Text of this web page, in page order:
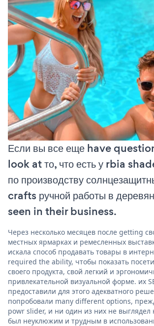
Если вы все еще have
look at то, что есть у rbia
по производству
crafts ручной работы в
seen in their business.
Через несколько месяцев после getting
местных ярмарках и ремесленных
искала способ продавать товары в
required the ability, чтобы показать
своего продукта, свой легкий и
привлекательной визуальной форме. их
предоставили для этого адекватного
попробовали many different options,
powr slider, и ни один из них не выглядел
был неуклюжим и трудным в